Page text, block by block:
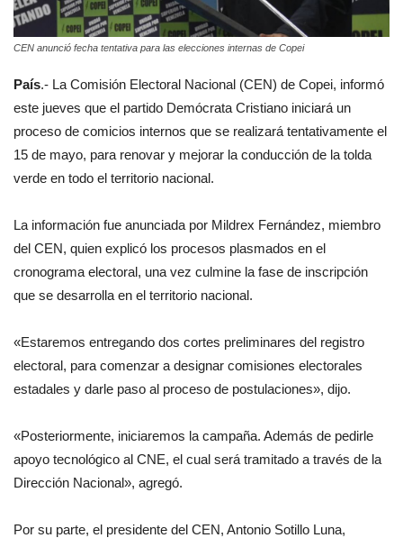
CEN anunció fecha tentativa para las elecciones internas de Copei
País.- La Comisión Electoral Nacional (CEN) de Copei, informó
este jueves que el partido Demócrata Cristiano iniciará un
proceso de comicios internos que se realizará tentativamente el
15 de mayo, para renovar y mejorar la conducción de la tolda
verde en todo el territorio nacional.
La información fue anunciada por Mildrex Fernández, miembro
del CEN, quien explicó los procesos plasmados en el
cronograma electoral, una vez culmine la fase de inscripción
que se desarrolla en el territorio nacional.
«Estaremos entregando dos cortes preliminares del registro
electoral, para comenzar a designar comisiones electorales
estadales y darle paso al proceso de postulaciones», dijo.
«Posteriormente, iniciaremos la campaña. Además de pedirle
apoyo tecnológico al CNE, el cual será tramitado a través de la
Dirección Nacional», agregó.
Por su parte, el presidente del CEN, Antonio Sotillo Luna,